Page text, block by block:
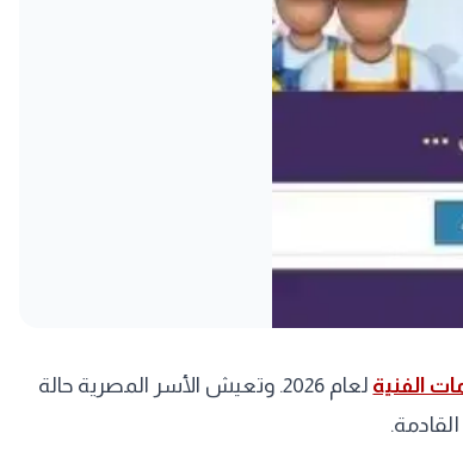
الفنية
لعام 2026. وتعيش الأسر المصرية حالة